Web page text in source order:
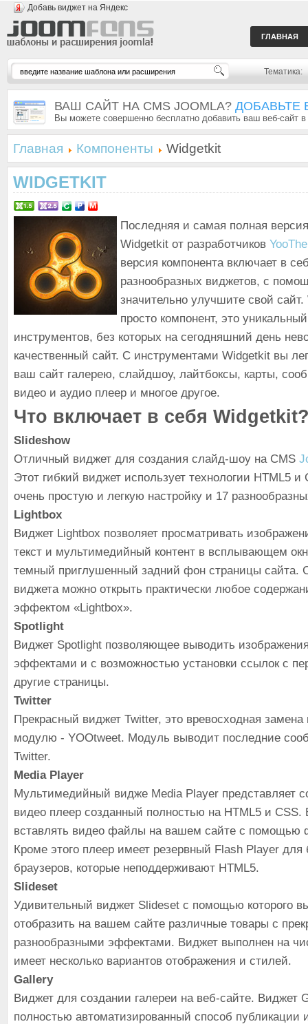
Добавь виджет на Яндекс
ГЛАВНАЯ
Тематика:
ВАШ САЙТ НА CMS JOOMLA? ДОБАВЬТЕ
Вы можете совершенно бесплатно добавить ваш веб-сайт
Главная Компоненты Widgetkit
WIDGETKIT
Последняя и самая полная
Widgetkit от разработчиков
версия компонента включает в
разнообразных виджетов, с
значительно улучшите свой
просто компонент, это
инструментов, без которых на сегодняшний день
качественный сайт. С инструментами Widgetkit вы
ваш сайт галерею, слайдшоу, лайтбоксы, карты,
видео и аудио плеер и многое другое.
Что включает в себя
Slideshow
Отличный виджет для создания слайд-шоу на CMS
Этот гибкий виджет использует технологии HTML5 и
очень простую и легкую настройку и 17
Lightbox
Виджет Lightbox позволяет просматривать
текст и мультимедийный контент в всплывающем
темный приглушенный задний фон страницы
виджета можно открыть практически любое
эффектом «Lightbox».
Spotlight
Виджет Spotlight позволяющее выводить
эффектами и с возможностью установки ссылок с
другие страницы.
Twitter
Прекрасный виджет Twitter, это вревосходная
модулю - YOOtweet. Модуль выводит последние
Twitter.
Media Player
Мультимедийный видже Media Player представляет
видео плеер созданный полностью на HTML5 и CSS.
вставлять видео файлы на вашем сайте с помощью
Кроме этого плеер имеет резервный Flash Player для
браузеров, которые неподдерживают HTML5.
Slideset
Удивительный виджет Slideset с помощью которого
отобразить на вашем сайте различные товары с
разнообразными эффектами. Виджет выполнен на
имеет несколько вариантов отображения и стилей.
Gallery
Виджет для создании галереи на веб-сайте. Виджет
полностью автоматизированный способ публикации